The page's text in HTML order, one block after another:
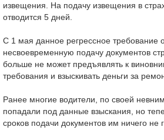
извещения. На подачу извещения в
отводится 5 дней.
С 1 мая данное регрессное требование
несвоевременную подачу документов
больше не может предъявлять к
требования и взыскивать деньги за
Ранее многие водители, по своей
попадали под данные взыскания, но
сроков подачи документов им ничего не